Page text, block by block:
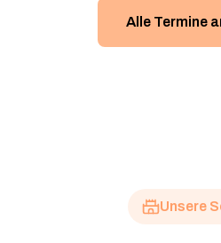
Alle Termine
Unsere